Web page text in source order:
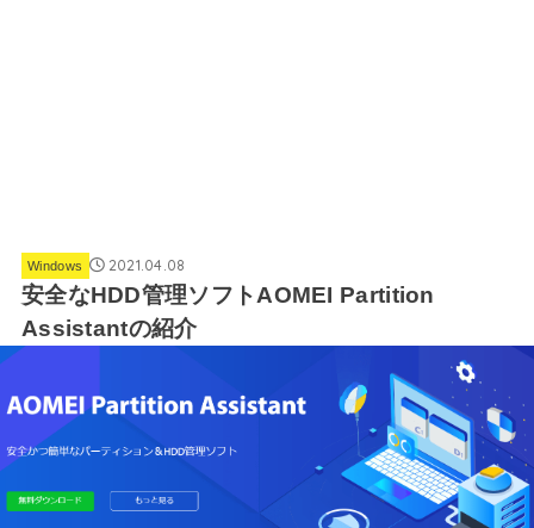
Windows 2021.04.08
安全なHDD管理ソフトAOMEI Partition
Assistantの紹介